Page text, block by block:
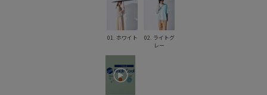
01. ホワイト
02. ライトグ
レー